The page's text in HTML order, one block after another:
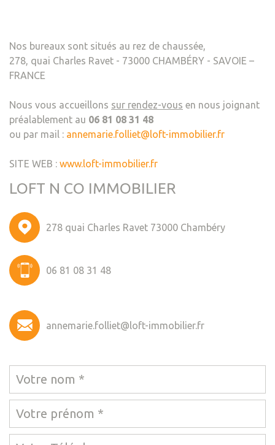
Nos bureaux sont situés au rez de chaussée,
278, quai Charles Ravet - 73000 CHAMBÉRY - SAVOIE –
FRANCE
Nous vous accueillons sur rendez-vous en nous joignant
préalablement au 06 81 08 31 48
ou par mail : annemarie.folliet@loft-immobilier.fr
SITE WEB : www.loft-immobilier.fr
LOFT N CO IMMOBILIER
278 quai Charles Ravet 73000 Chambéry
06 81 08 31 48
annemarie.folliet@loft-immobilier.fr